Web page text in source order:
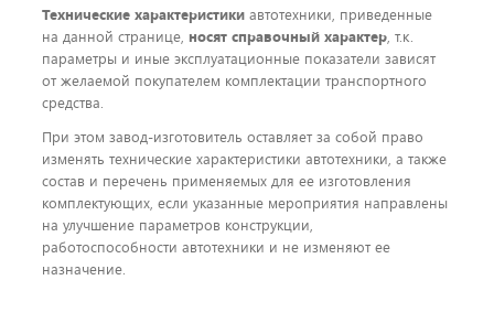
Технические характеристики автотехники, приведенные
на данной странице, носят справочный характер, т.к.
параметры и иные эксплуатационные показатели зависят
от желаемой покупателем комплектации транспортного
средства.
При этом завод-изготовитель оставляет за собой право
изменять технические характеристики автотехники, а также
состав и перечень применяемых для ее изготовления
комплектующих, если указанные мероприятия направлены
на улучшение параметров конструкции,
работоспособности автотехники и не изменяют ее
назначение.